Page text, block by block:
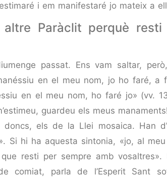
i em manifestaré jo mateix a
Paràclit perquè resti
passat. Ens vam saltar,
en el meu nom, jo ho faré, a
en el meu nom, ho faré jo» (vv.
guardeu els meus
els de la Llei mosaica. Han
Si hi ha aquesta sintonia, «jo, al
resti per sempre amb vosaltres».
comiat, parla de l’Esperit Sant